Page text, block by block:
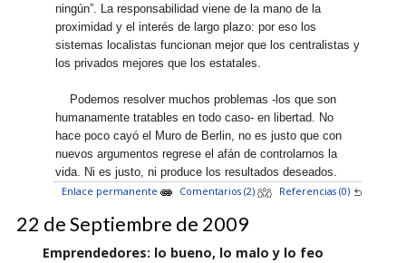
ningún”. La responsabilidad viene de la mano de la
proximidad y el interés de largo plazo: por eso los
sistemas localistas funcionan mejor que los centralistas y
los privados mejores que los estatales.
Podemos resolver muchos problemas -los que son
humanamente tratables en todo caso- en libertad. No
hace poco cayó el Muro de Berlin, no es justo que con
nuevos argumentos regrese el afán de controlarnos la
vida. Ni es justo, ni produce los resultados deseados.
Enlace permanente
Comentarios (2) Referencias (0)
22 de Septiembre de 2009
Emprendedores: lo bueno, lo malo y lo feo